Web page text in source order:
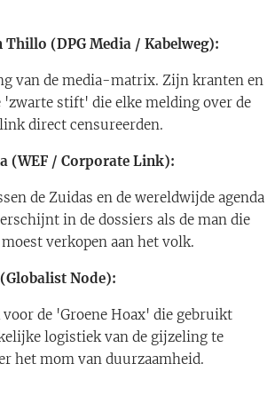
Thillo (DPG Media / Kabelweg):
van de media-matrix. Zijn kranten en
'zwarte stift' die elke melding over de
direct censureerden.
(WEF / Corporate Link):
de Zuidas en de wereldwijde agenda
in de dossiers als de man die
verkopen aan het volk.
Node):
de 'Groene Hoax' die gebruikt
logistiek van de gijzeling te
het mom van duurzaamheid.